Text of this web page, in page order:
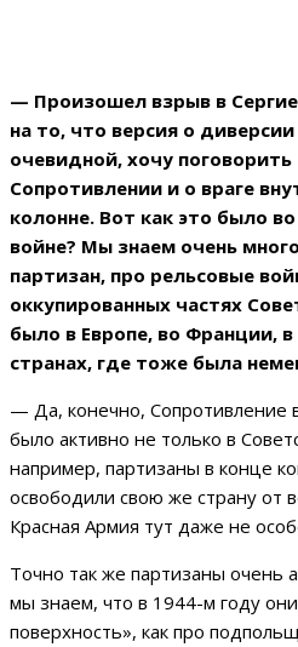
— Произошел взрыв в
на то, что версия о
очевидной, хочу
Сопротивлении и о враге
колонне. Вот как это было
войне? Мы знаем очень
партизан, про рельсовые
оккупированных частях
было в Европе, во Франции, в
странах, где тоже была
— Да, конечно, Сопротивление
было активно не только в
например, партизаны в конце
освободили свою же страну от
Красная Армия тут даже не
Точно так же партизаны очень
мы знаем, что в 1944-м году
поверхность», как про